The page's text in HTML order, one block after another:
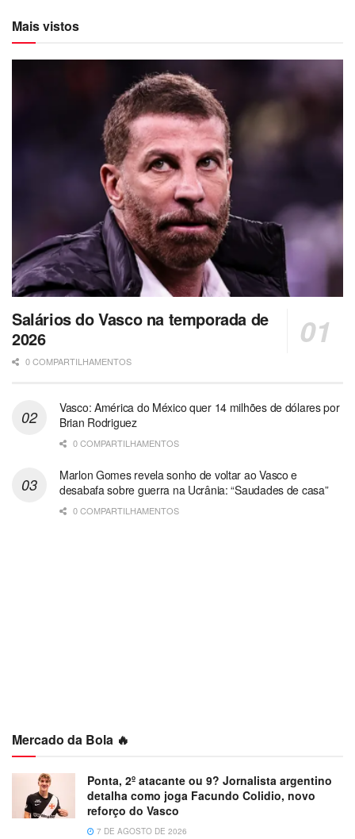
Mais vistos
Salários do Vasco na temporada de
2026
0 COMPARTILHAMENTOS
Vasco: América do México quer 14 milhões de dólares por
Brian Rodriguez
0 COMPARTILHAMENTOS
Marlon Gomes revela sonho de voltar ao Vasco e
desabafa sobre guerra na Ucrânia: “Saudades de casa”
0 COMPARTILHAMENTOS
Mercado da Bola 🔥
Ponta, 2º atacante ou 9? Jornalista argentino
detalha como joga Facundo Colidio, novo
reforço do Vasco
7 DE AGOSTO DE 2026